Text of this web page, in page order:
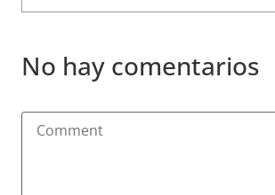
No hay comentarios